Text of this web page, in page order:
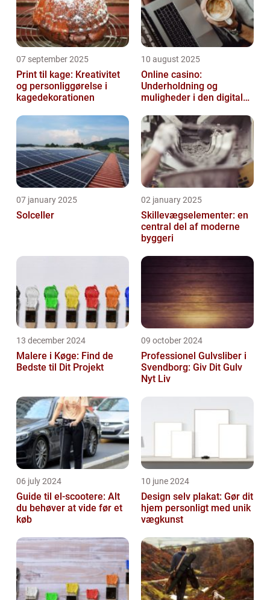
07 september 2025
Print til kage: Kreativitet
og personliggørelse i
kagedekorationen
10 august 2025
Online casino:
Underholdning og
muligheder i den digitale
07 january 2025
Solceller
02 january 2025
Skillevægselementer: en
central del af moderne
byggeri
13 december 2024
Malere i Køge: Find de
Bedste til Dit Projekt
09 october 2024
Professionel Gulvsliber i
Svendborg: Giv Dit Gulv
Nyt Liv
06 july 2024
Guide til el-scootere: Alt
du behøver at vide før et
køb
10 june 2024
Design selv plakat: Gør dit
hjem personligt med unik
vægkunst